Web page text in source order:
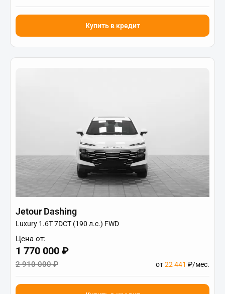
Купить в кредит
Jetour Dashing
Luxury 1.6T 7DCT (190 л.с.) FWD
Цена от:
1 770 000 ₽
2 910 000 ₽ от22 441 ₽/мес.